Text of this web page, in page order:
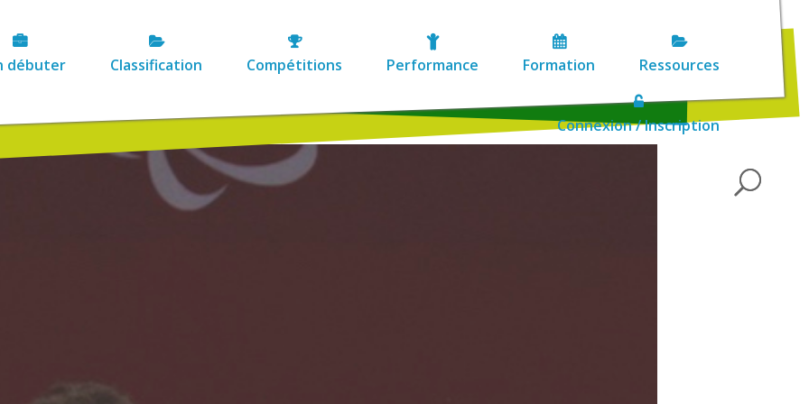
débuter Classification Compétitions Performance Formation Ressources
Connexion / Inscription